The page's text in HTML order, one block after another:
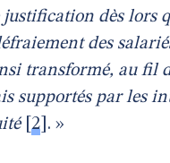
dès lors
des
transformé, au fil
supportés par les
[ 2 . »